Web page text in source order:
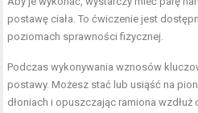
postawę ciała. To ćwiczenie jest
poziomach sprawności fizycznej.
Podczas wykonywania wznosów
postawy. Możesz stać lub usiąść na
dłoniach i opuszczając ramiona wzdłuż